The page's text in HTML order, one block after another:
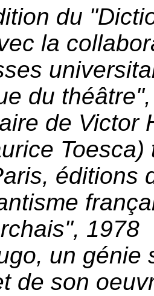
du
la
du
de Victor
éditions
1978
un génie
de son